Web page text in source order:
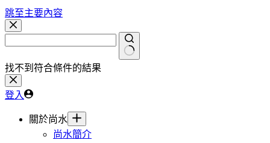
跳至主要內容
找不到符合條件的結果
登入
關於尚水
尚水簡介